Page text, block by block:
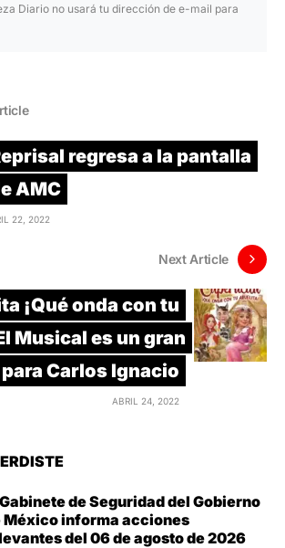
Diario no usará tu dirección de e-mail para
regresa a la pantalla
AMC
22, 2022
Next Article
¡Qué onda con tu
Musical es un gran
Carlos Ignacio
ABRIL 24, 2022
de Seguridad del Gobierno
México informa acciones
del 06 de agosto de 2026